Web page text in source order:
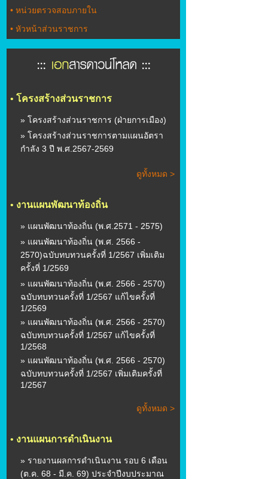
• หน่วยตรวจสอบภายใน
• หัวหน้าส่วนราชการ
• โครงสร้างส่วนราชการ
» โครงสร้างส่วนราชการ (ฝ่ายการเมือง)
» โครงสร้างส่วนราชการตามแผนอัตรา
กำลัง 3 ปี พ.ศ.2567-2569
ดูทั้งหมด >
• งานแผนพัฒนาท้องถิ่น
» แผนพัฒนาท้องถิ่น (พ.ศ.2571 - 2575)
» แผนพัฒนาท้องถิ่น (พ.ศ. 2566 -
2570)ฉบับทบทวนครั้งที่ 1/2567 เพิ่มเติม
ครั้งที่ 1/2569
» แผนพัฒนาท้องถิ่น (พ.ศ. 2566 - 2570)
ฉบับทบทวนครั้งที่ 1/2567 แก้ไขครั้งที่
1/2569
» แผนพัฒนาท้องถิ่น (พ.ศ. 2566 - 2570)
ฉบับทบทวนครั้งที่ 1/2567 แก้ไขครั้งที่
1/2568
» แผนพัฒนาท้องถิ่น (พ.ศ. 2566 - 2570)
ฉบับทบทวนครั้งที่ 1/2567 เพิ่มเติมครั้งที่
1/2567
ดูทั้งหมด >
• งานแผนการดำเนินงาน
» รายงานผลการดำเนินงาน รอบ 6 เดือน
(ต.ค. 68 - มี.ค. 69) ประจำปีงบประมาณ